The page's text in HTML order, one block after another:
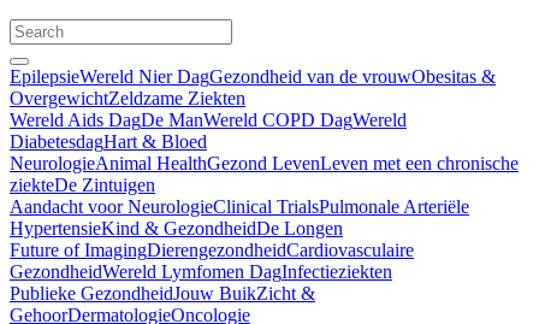
EpilepsieWereld Nier DagGezondheid van de vrouwObesitas &
OvergewichtZeldzame Ziekten
Wereld Aids DagDe ManWereld COPD DagWereld
DiabetesdagHart & Bloed
NeurologieAnimal HealthGezond LevenLeven met een chronische
ziekteDe Zintuigen
Aandacht voor NeurologieClinical TrialsPulmonale Arteriële
HypertensieKind & GezondheidDe Longen
Future of ImagingDierengezondheidCardiovasculaire
GezondheidWereld Lymfomen DagInfectieziekten
Publieke GezondheidJouw BuikZicht &
GehoorDermatologieOncologie